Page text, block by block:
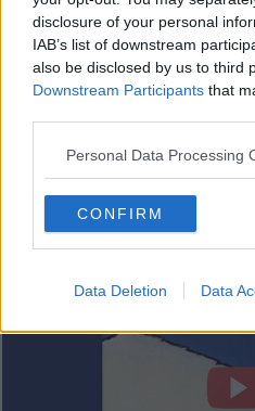
disclosure of your personal
IAB’s list of downstream
also be disclosed by us to third
Downstream Participants that
Personal Data Processing
CONFIRM
Data Deletion Data
Franco Battiato - L'Ombra